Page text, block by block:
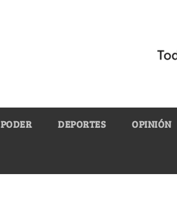
PODER DEPORTES OPINIÓN